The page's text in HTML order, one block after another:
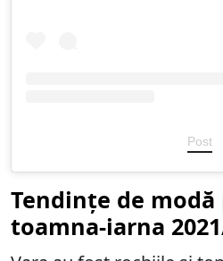
Post
Tendințe de
toamna-iarna